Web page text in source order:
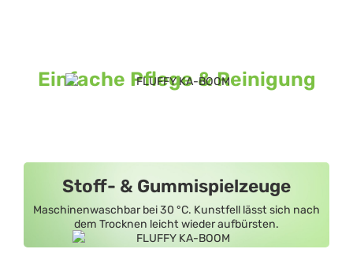
Einfache Pflege & Reinigung
Stoff- & Gummispielzeuge
Maschinenwaschbar bei 30 °C. Kunstfell lässt sich nach
dem Trocknen leicht wieder aufbürsten.